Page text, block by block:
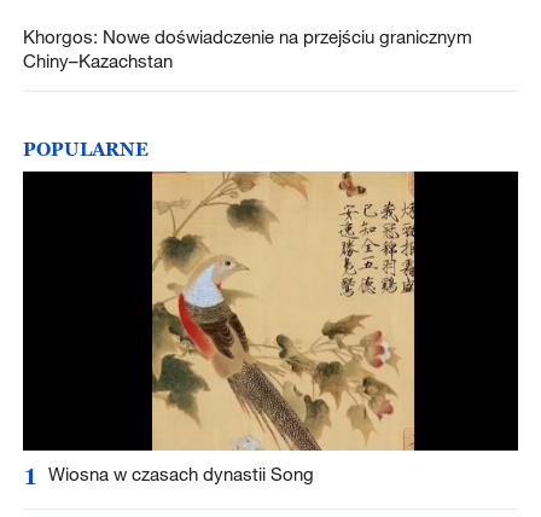
Khorgos: Nowe doświadczenie na przejściu granicznym
Chiny–Kazachstan
POPULARNE
1 Wiosna w czasach dynastii Song